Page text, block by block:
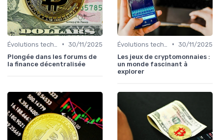
• 30/11/2025
Plongée dans les forums de
la finance décentralisée
• 30/11/2025
Les jeux de cryptomonnaies :
un monde fascinant à
explorer